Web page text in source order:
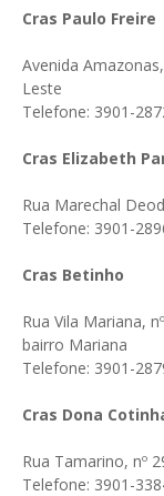
Cras Paulo Freire
Avenida
Leste
Telefone: 3901-
Cras Elizabeth
Rua Marechal
Telefone: 3901-
Cras Betinho
Rua Vila Mariana,
bairro Mariana
Telefone: 3901-
Cras Dona
Rua Tamarino, nº
Telefone: 3901-